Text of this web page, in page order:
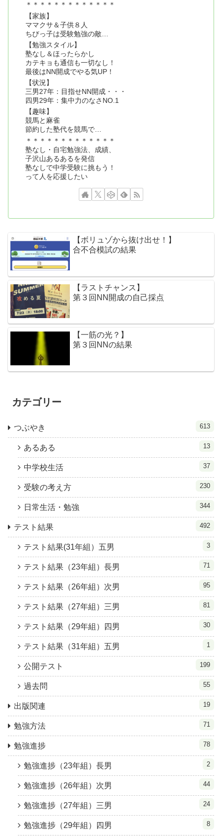
＊＊＊＊＊＊＊＊＊＊＊＊＊
【家族】
ママクサ＆子供８人
ちびっ子は受験勉強の敵…
【勉強スタイル】
塾なし＆ほったらかし
カテキョも通信も一切なし！
最後はNN開成でやる気UP！
【状況】
三男27年：目指せNN開成・・・
四男29年：集中力のなさNO.1
【趣味】
競馬と麻雀
節約した塾代を競馬で…
＊＊＊＊＊＊＊＊＊＊＊＊＊
塾なし・自宅勉強法、成績、
子沢山あるあるを発信
塾なしで中学受験に挑もう！
って人を応援したい
【ボリュゾから抜け出せ！】
合不合模試の結果
【ラストチャンス】
第３回NN開成の自己採点
【一筋の光？】
第３回NNの結果
カテゴリー
つぶやき 613
あるある 13
中学校生活 37
受験の考え方 230
日常生活・勉強 344
テスト結果 492
テスト結果(31年組）五男 3
テスト結果（23年組）長男 71
テスト結果（26年組）次男 95
テスト結果（27年組）三男 81
テスト結果（29年組）四男 30
テスト結果（31年組）五男 1
公開テスト 199
過去問 55
出版関連 19
勉強方法 71
勉強進捗 78
勉強進捗（23年組）長男 2
勉強進捗（26年組）次男 44
勉強進捗（27年組）三男 24
勉強進捗（29年組）四男 8